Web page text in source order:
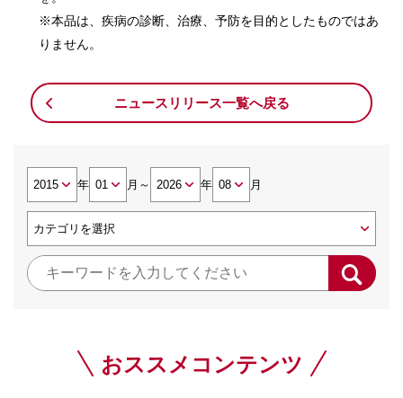
※本品は、疾病の診断、治療、予防を目的としたものではあ
りません。
ニュースリリース一覧へ戻る
年 月 ～ 年 月
おススメコンテンツ